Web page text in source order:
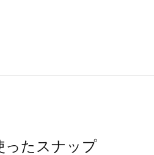
ったスナップ